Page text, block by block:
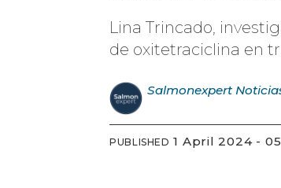
Lina Trincado,
de oxitetraciclina en
Salmonexpert
PUBLISHED 1 April 2024 -